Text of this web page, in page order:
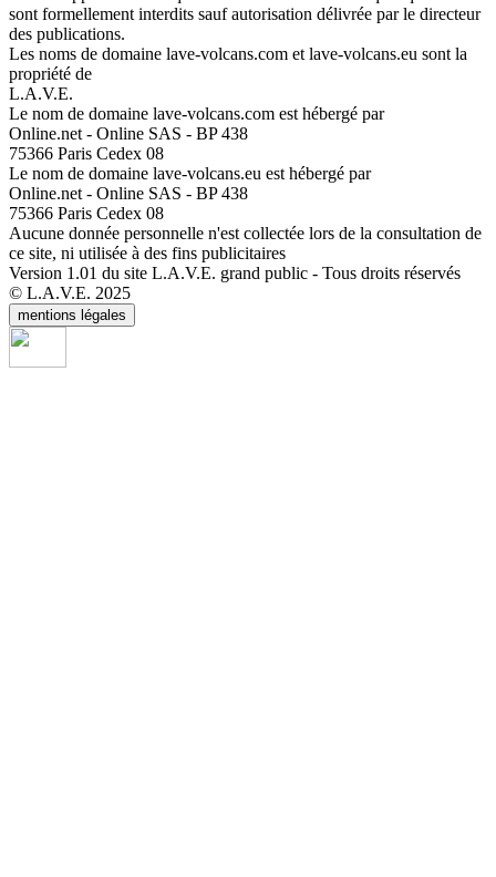
sont formellement interdits sauf autorisation délivrée par le directeur
des publications.
Les noms de domaine lave-volcans.com et lave-volcans.eu sont la
propriété de
L.A.V.E.
Le nom de domaine lave-volcans.com est hébergé par
Online.net - Online SAS - BP 438
75366 Paris Cedex 08
Le nom de domaine lave-volcans.eu est hébergé par
Online.net - Online SAS - BP 438
75366 Paris Cedex 08
Aucune donnée personnelle n'est collectée lors de la consultation de
ce site, ni utilisée à des fins publicitaires
Version 1.01 du site L.A.V.E. grand public - Tous droits réservés
© L.A.V.E. 2025
mentions légales